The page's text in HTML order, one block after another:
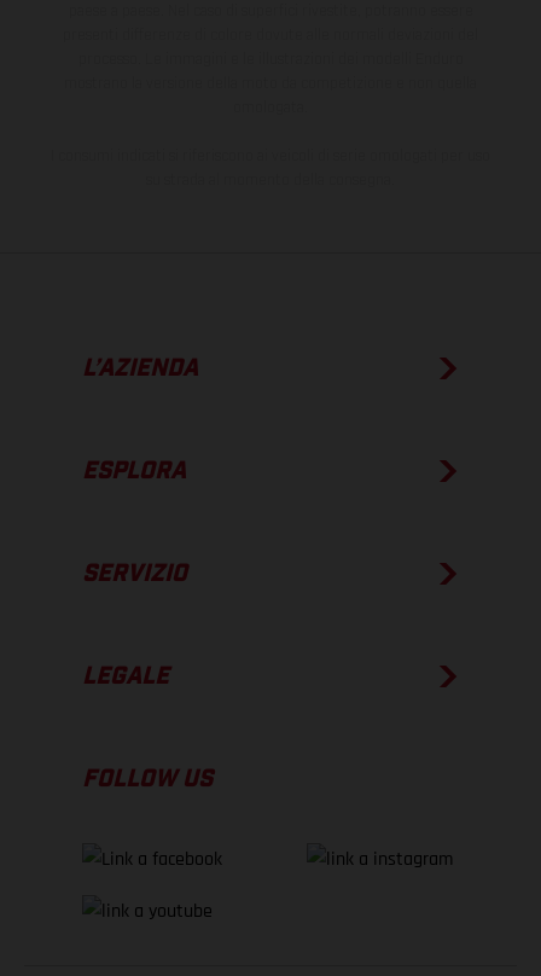
L’AZIENDA
ESPLORA
SERVIZIO
LEGALE
FOLLOW US